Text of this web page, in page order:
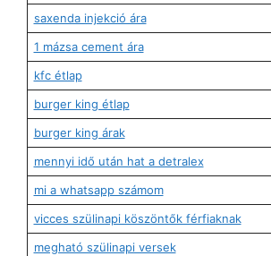
saxenda injekció ára
1 mázsa cement ára
kfc étlap
burger king étlap
burger king árak
mennyi idő után hat a detralex
mi a whatsapp számom
vicces szülinapi köszöntők férfiaknak
megható szülinapi versek